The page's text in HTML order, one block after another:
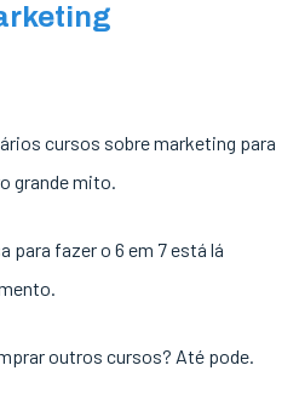
cursos sobre marketing para
grande mito.
para fazer o 6 em 7 está lá
outros cursos? Até pode.